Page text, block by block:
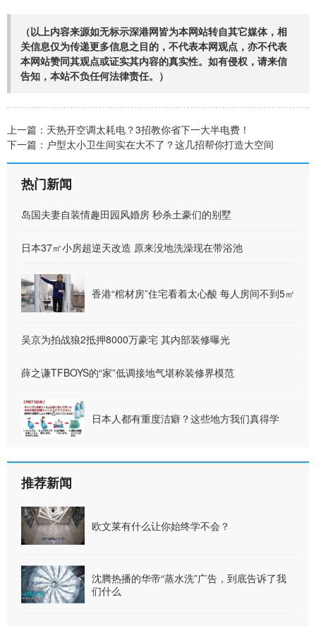
（以上内容来源如无标示深港网皆为本网站转自其它媒体，相
关信息仅为传递更多信息之目的，不代表本网观点，亦不代表
本网站赞同其观点或证实其内容的真实性。如有侵权，请来信
告知，本站不负任何法律责任。）
上一篇： 天热开空调太耗电？3招教你省下一大半电费！
下一篇： 户型太小卫生间实在大不了？这几招帮你打造大空间
热门新闻
岛国夫妻自装情趣田园风婚房 秒杀土豪们的别墅
日本37㎡小房超逆天改造 原来没地洗澡现在带浴池
香港“棺材房”住宅看着太心酸 每人房间不到5㎡
吴京为拍战狼2抵押8000万豪宅 其内部装修曝光
薛之谦TFBOYS的“家”低调接地气堪称装修界模范
日本人都有重度洁癖？这些地方我们真得学
推荐新闻
欧文莱有什么让你始终学不会？
沈腾热播的华帝“蒸水洗”广告，到底告诉了我
们什么